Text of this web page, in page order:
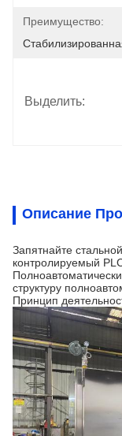
Преимущество:
Выделить:
Описание
Запятнайте
контролируемый
структуру
Принцип